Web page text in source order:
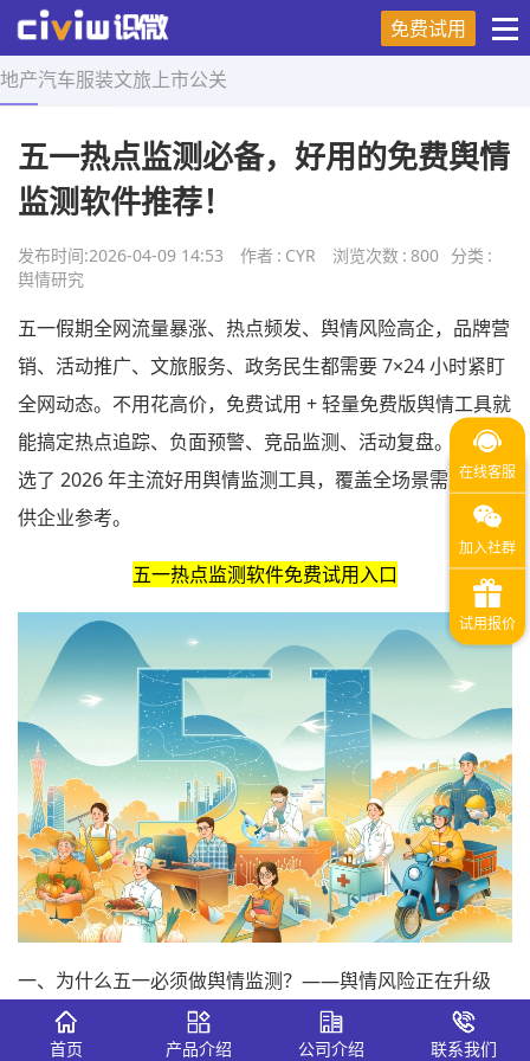
免费试用
地产汽车服装文旅 上市公关
首页 > 舆情研究 > 正文
五一热点监测必备，好用的免费舆情
监测软件推荐！
发布时间:2026-04-09 14:53 作者 : CYR 浏览次数 : 800 分类 :
舆情研究
五一假期全网流量暴涨、热点频发、舆情风险高企，品牌营
销、活动推广、文旅服务、政务民生都需要 7×24 小时紧盯
全网动态。不用花高价，免费试用 + 轻量免费版舆情工具就
能搞定热点追踪、负面预警、竞品监测、活动复盘。本文精
选了 2026 年主流好用舆情监测工具，覆盖全场景需求，仅
供企业参考。
五一热点监测软件免费试用入口
一、为什么五一必须做舆情监测？——舆情风险正在升级
进入2026年，消费者的心态发生了深刻变化，从“报复性打
首页 产品介绍 公司介绍 联系我们